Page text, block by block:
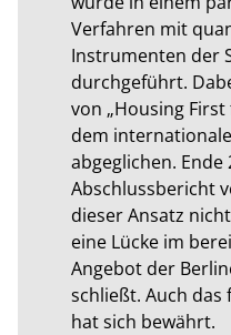
Verfahren mit
Instrumenten der
durchgeführt.
von „Housing
dem
abgeglichen.
Abschlussbericht
dieser Ansatz
eine Lücke im
Angebot der
schließt. Auch
hat sich bewährt.